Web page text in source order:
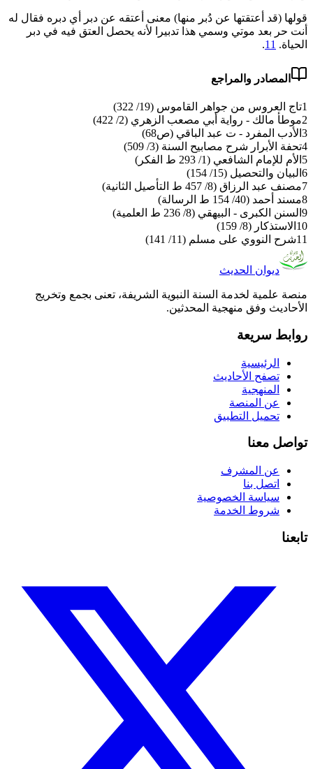
قولها (قد أعتقتها عن دُبر منها) معنى أعتقه عن دبر أي دبره فقال له
‌أنت ‌حر ‌بعد ‌موتي وسمي هذا تدبيرا لأنه يحصل العتق فيه في دبر
الحياة. 11
.
المصادر والمراجع
1تاج العروس من جواهر القاموس (19/ 322)
2موطأ مالك - رواية أبي مصعب الزهري (2/ 422)
3 الأدب المفرد - ت عبد الباقي (ص68)
4تحفة الأبرار شرح مصابيح السنة (3/ 509)
5 الأم للإمام الشافعي (1/ 293 ط الفكر)
6 البيان والتحصيل (15/ 154)
7مصنف عبد الرزاق (8/ 457 ط التأصيل الثانية)
8مسند أحمد (40/ 154 ط الرسالة)
9 السنن الكبرى - البيهقي (8/ 236 ط العلمية)
10 الاستذكار (8/ 159)
11شرح النووي على مسلم (11/ 141)
ديوان الحديث
منصة علمية لخدمة السنة النبوية الشريفة، تعنى بجمع وتخريج
الأحاديث وفق منهجية المحدثين.
روابط سريعة
الرئيسية
تصفح الأحاديث
المنهجية
عن المنصة
تحميل التطبيق
تواصل معنا
عن المشرف
اتصل بنا
سياسة الخصوصية
شروط الخدمة
تابعنا